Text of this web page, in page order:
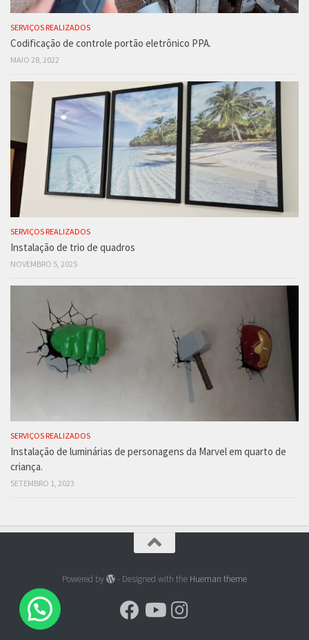
SERVIÇOS REALIZADOS
Codificação de controle portão eletrônico PPA.
MAIO 28, 2022
SERVIÇOS REALIZADOS
Instalação de trio de quadros
NOVEMBRO 5, 2025
SERVIÇOS REALIZADOS
Instalação de luminárias de personagens da Marvel em quarto de
criança.
SETEMBRO 1, 2023
Powered by - Designed with the Hueman theme